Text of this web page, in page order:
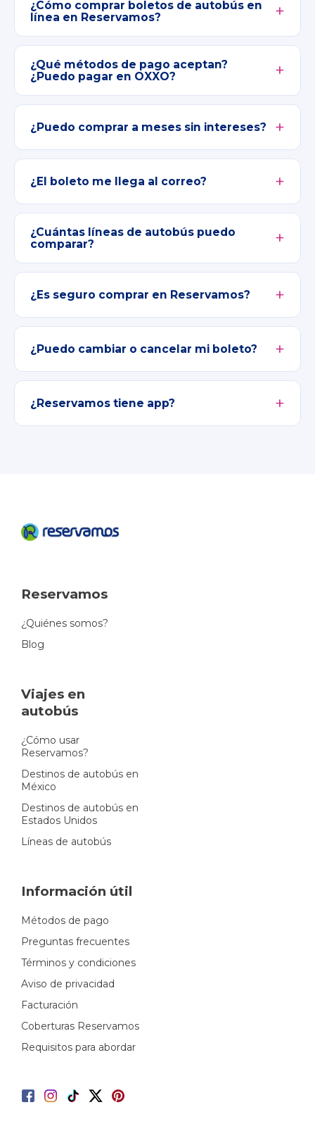
¿Cómo comprar boletos de autobús en
línea en Reservamos?
¿Qué métodos de pago aceptan?
¿Puedo pagar en OXXO?
¿Puedo comprar a meses sin intereses?
¿El boleto me llega al correo?
¿Cuántas líneas de autobús puedo
comparar?
¿Es seguro comprar en Reservamos?
¿Puedo cambiar o cancelar mi boleto?
¿Reservamos tiene app?
Reservamos
¿Quiénes somos?
Blog
Viajes en
autobús
¿Cómo usar
Reservamos?
Destinos de autobús en
México
Destinos de autobús en
Estados Unidos
Líneas de autobús
Información útil
Métodos de pago
Preguntas frecuentes
Términos y condiciones
Aviso de privacidad
Facturación
Coberturas Reservamos
Requisitos para abordar